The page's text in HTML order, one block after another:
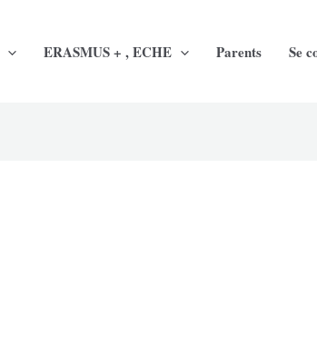
ERASMUS + , ECHE Parents Se